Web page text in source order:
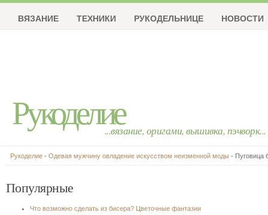
Рукоделие...вязание, оригами, вышивка, пэчворк...
ВЯЗАНИЕ ТЕХНИКИ РУКОДЕЛЬНИЦЕ НОВОСТИ
Рукоделие - Одевая мужчину овладение искусством неизменной моды - Пуговица
Популярные
Что возможно сделать из бисера? Цветочные фантазии